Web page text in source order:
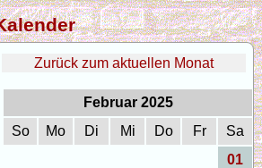
Zurück zum aktuellen Monat
Februar 2025
So
Mo Di Mi Do Fr
Sa
01